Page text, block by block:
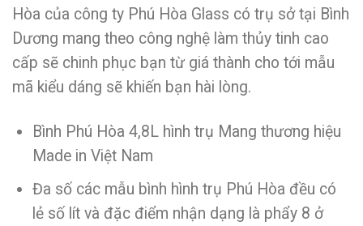
Hòa của công ty Phú Hòa Glass có trụ sở tại Bình
Dương mang theo công nghệ làm thủy tinh cao
cấp sẽ chinh phục bạn từ giá thành cho tới mẫu
mã kiểu dáng sẽ khiến bạn hài lòng.
Bình Phú Hòa 4,8L hình trụ Mang thương hiệu
Made in Việt Nam
Đa số các mẫu bình hình trụ Phú Hòa đều có
lẻ số lít và đặc điểm nhận dạng là phẩy 8 ở